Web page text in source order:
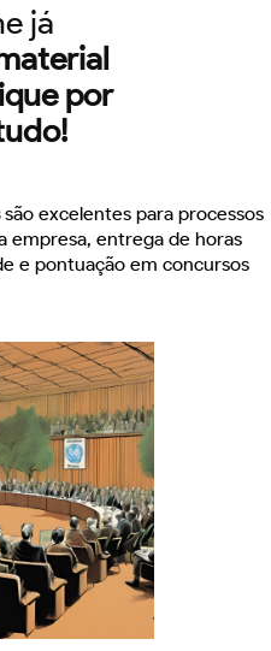
já
por
são excelentes para processos
empresa, entrega de horas
e pontuação em concursos